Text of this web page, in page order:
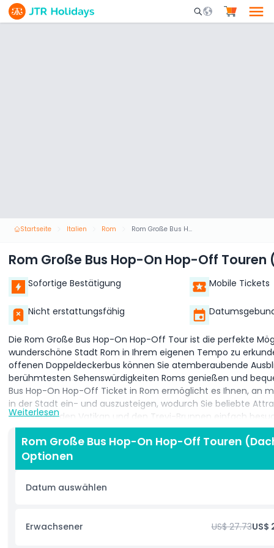
Mobile Search
Startseite Italien Rom Rom Große Bus Hop-On Hop-Off Touren (Dach offen)
Rom Große Bus Hop-On Hop-Off
Sofortige Bestätigung Mobile Tickets
Nicht erstattungsfähig
Die Rom Große Bus Hop-On Hop-Off Tour ist die perfekte
wunderschöne Stadt Rom in Ihrem eigenen Tempo zu
offenen Doppeldeckerbus können Sie atemberaubende
berühmtesten Sehenswürdigkeiten Roms genießen und
Bus Hop-On Hop-Off Ticket in Rom ermöglicht es Ihnen, an
in der Stadt ein- und auszusteigen, wodurch Sie beliebte
Kolosseum, den Vatikan und den Trevi-Brunnen einfach
Mit einem Große Bus Hop-On Hop-Off Ticket können Sie
um den Transport sorgen zu müssen. Der Bus folgt einer gut
die wichtigsten Sehenswürdigkeiten der Stadt abdeckt, und
weiterzufahren, steigen Sie einfach in den nächsten
während der Fahrt zu erfahren.
Weiterlesen
Rom Große Bus Hop-On Hop-Off Touren
Optionen
Datum auswählen
Erwachsener US$ 27.73US$